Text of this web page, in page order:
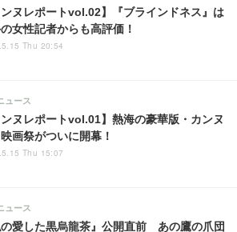
ンヌレポートvol.02】『ブラインドネス』は
女性記者からも高評価！
Thu 20:54
ンヌレポートvol.01】熱海の豪華版・カンヌ
画祭がついに開幕！
ュース
Thu 15:07
の愛した黒烏龍茶』公開直前 あの鷹の爪団
ュース